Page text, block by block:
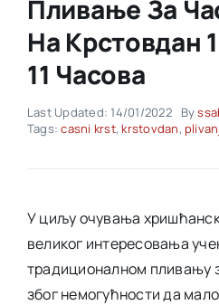
Akti SSAB
Kontakt
Пливање За
На Крстовдан
11 Часова
Last Updated: 14/01/2022 By
Tags:casni krst, krstovdan,
У циљу очувања
великог интересовања
традиционалном пливању
због немогућности да